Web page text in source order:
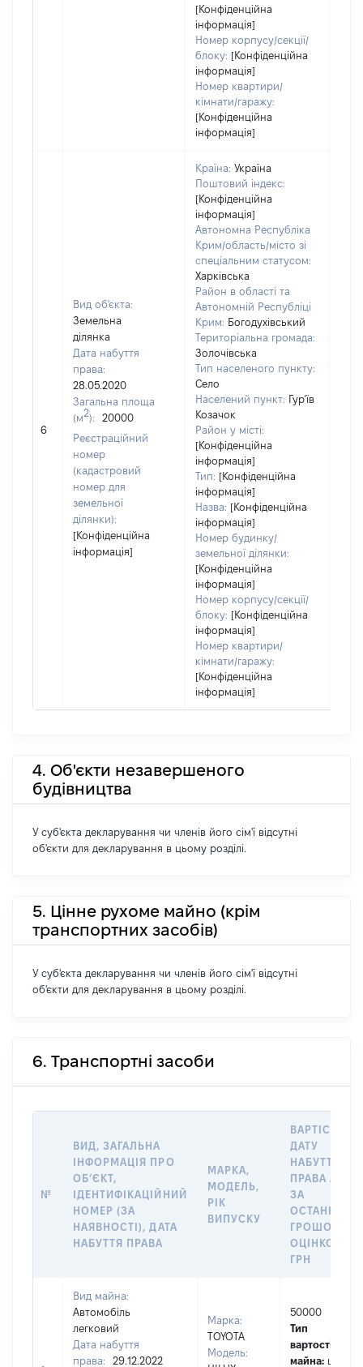
[Конфіденційна
інформація]
Номер корпусу/секції/
блоку: [Конфіденційна
інформація]
Номер квартири/
кімнати/гаражу:
[Конфіденційна
інформація]
6
Вид об'єкта:
Земельна
ділянка
Дата набуття
права:
28.05.2020
Загальна площа
(м2):
20000
Реєстраційний
номер
(кадастровий
номер для
земельної
ділянки):
[Конфіденційна
інформація]
Країна: Україна
Поштовий індекс:
[Конфіденційна
інформація]
Автономна Республіка
Крим/область/місто зі
спеціальним статусом:
Харківська
Район в області та
Автономній Республіці
Крим: Богодухівський
Територіальна громада:
Золочівська
Тип населеного пункту:
Село
Населений пункт: Гур’їв
Козачок
Район у місті:
[Конфіденційна
інформація]
Тип: [Конфіденційна
інформація]
Назва: [Конфіденційна
інформація]
Номер будинку/
земельної ділянки:
[Конфіденційна
інформація]
Номер корпусу/секції/
блоку: [Конфіденційна
інформація]
Номер квартири/
кімнати/гаражу:
[Конфіденційна
інформація]
4. Об'єкти незавершеного
будівництва
У суб'єкта декларування чи членів його сім'ї відсутні
об'єкти для декларування в цьому розділі.
5. Цінне рухоме майно (крім
транспортних засобів)
У суб'єкта декларування чи членів його сім'ї відсутні
об'єкти для декларування в цьому розділі.
6. Транспортні засоби
№
ВИД, ЗАГАЛЬНА
ІНФОРМАЦІЯ ПРО
ОБʼЄКТ,
ІДЕНТИФІКАЦІЙНИЙ
НОМЕР (ЗА
НАЯВНОСТІ), ДАТА
НАБУТТЯ ПРАВА
МАРКА,
МОДЕЛЬ,
РІК
ВИПУСКУ
ВАРТІСТЬ НА
ДАТУ
НАБУТТЯ
ПРАВА АБО
ЗА
ГРОШОВОЮ
ОЦІНКОЮ,
ГРН
Вид майна:
Автомобіль
легковий
Дата набуття
права:
29.12.2022
Марка:
TOYOTA
Модель:
50000
Тип
вартості
майна: це